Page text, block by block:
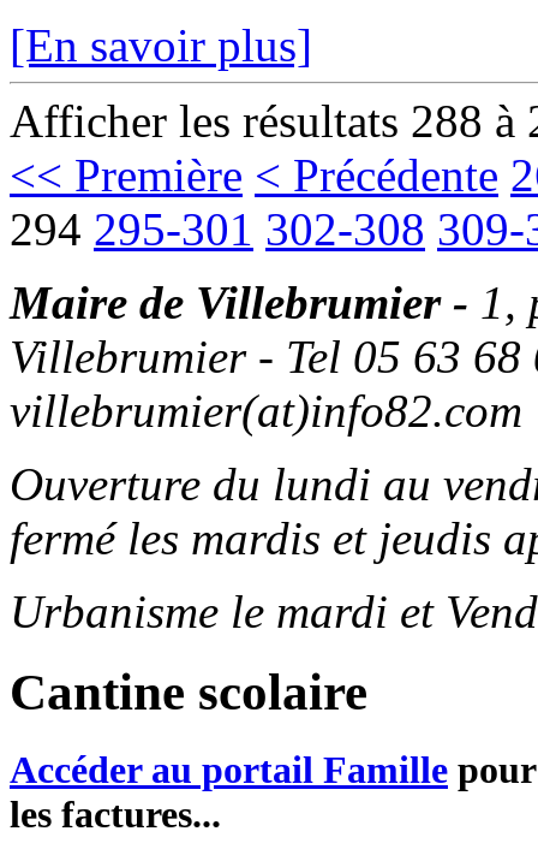
[En savoir plus]
Afficher les résultats 288 à
<< Première < Précédente
294 295-301 302-308 309-
Maire de Villebrumier - 1,
Villebrumier - Tel 05 63
villebrumier(at)info82.com
Ouverture du lundi au
fermé les mardis et jeudis
Urbanisme le mardi et
Cantine scolaire
Accéder au portail Famille
les factures...